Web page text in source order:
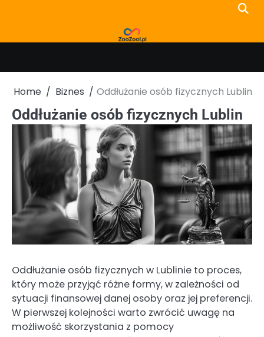
Home Biznes Oddłużanie osób fizycznych Lublin
Oddłużanie osób fizycznych Lublin
Oddłużanie osób fizycznych w Lublinie to proces,
który może przyjąć różne formy, w zależności od
sytuacji finansowej danej osoby oraz jej preferencji.
W pierwszej kolejności warto zwrócić uwagę na
możliwość skorzystania z pomocy